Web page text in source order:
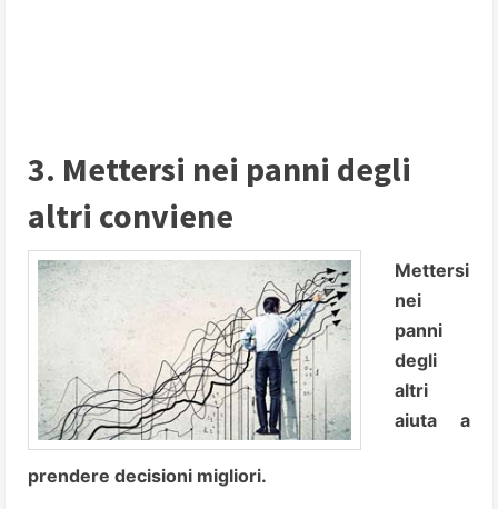
3. Mettersi nei panni degli
altri conviene
Mettersi
nei
panni
degli
altri
aiuta a
prendere decisioni migliori.